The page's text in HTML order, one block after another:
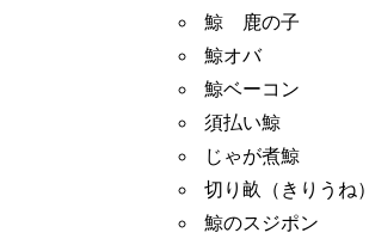
鯨 鹿の子
鯨オバ
鯨ベーコン
須払い鯨
じゃが煮鯨
切り畝（きりうね）
鯨のスジポン